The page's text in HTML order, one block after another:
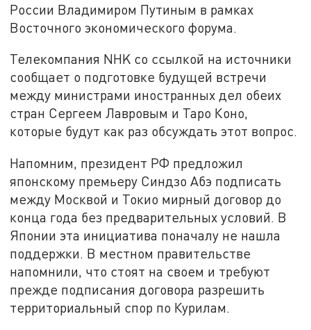
России Владимиром Путиным в рамках
Восточного экономического форума.
Телекомпания NHK со ссылкой на источники
сообщает о подготовке будущей встречи
между министрами иностранных дел обеих
стран Сергеем Лавровым и Таро Коно,
которые будут как раз обсуждать этот вопрос.
Напомним, президент РФ предложил
японскому премьеру Синдзо Абэ подписать
между Москвой и Токио мирный договор до
конца года без предварительных условий. В
Японии эта инициатива поначалу не нашла
поддержки. В местном правительстве
напомнили, что стоят на своем и требуют
прежде подписания договора разрешить
территориальный спор по Курилам.